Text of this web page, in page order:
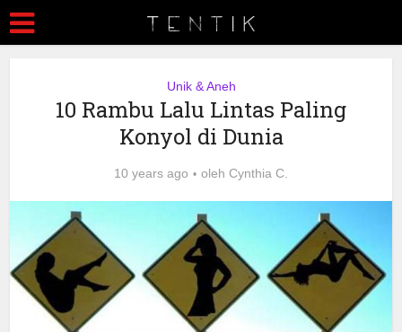
Unik & Aneh
10 Rambu Lalu Lintas Paling
Konyol di Dunia
10 years ago oleh Cynthia C.